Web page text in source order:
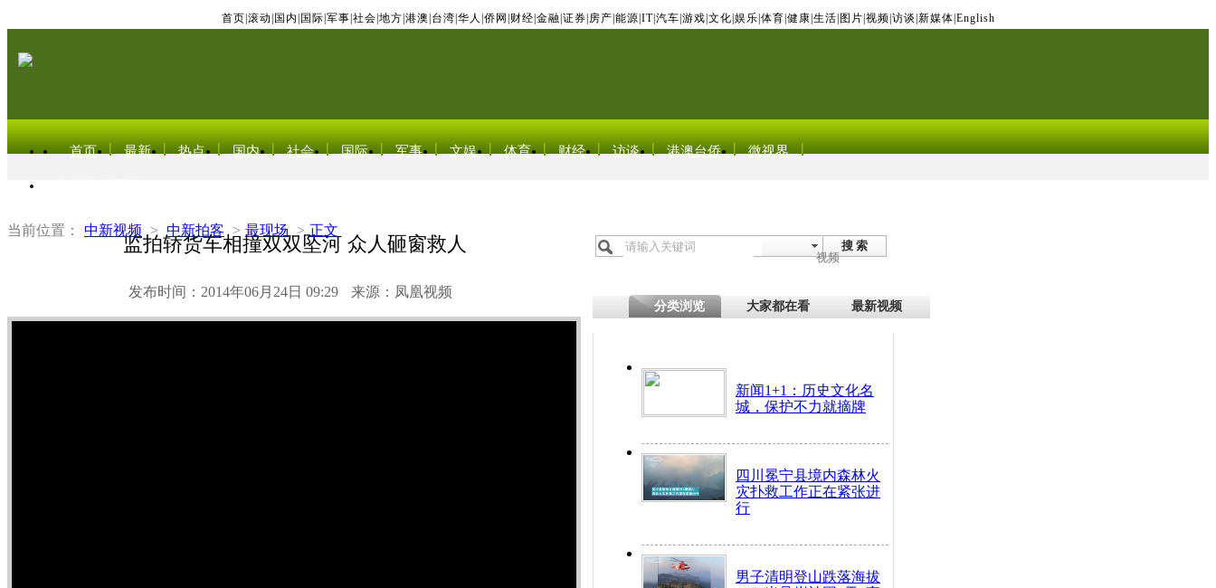
首页 滚动 国内 国际 军事 社会 地方 港澳 台湾 华人 侨网 财经 金融 证券 房产 能源 IT| 汽车 游戏 文化 娱乐 体育 健康 生活 图片 视频 访谈 新媒体 English
首页 最新 热点 国内 社会 国际 军事 文娱 体育 财经 访谈 港澳台侨 微视界
当前位置： 中新视频 > 中新拍客 > 最现场 > 正文
监拍轿货车相撞双双坠河 众人砸窗救人
发布时间：2014年06月24日 09:29 来源：凤凰视频
搜 索
视频
分类浏览 大家都在看 最新视频
新闻1+1：历史文化名
城，保护不力就摘牌
四川冕宁县境内森林火
灾扑救工作正在紧张进
行
男子清明登山跌落海拔